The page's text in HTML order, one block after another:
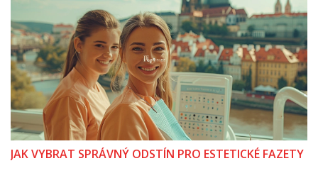
JAK VYBRAT SPRÁVNÝ ODSTÍN PRO ESTETICKÉ FAZETY